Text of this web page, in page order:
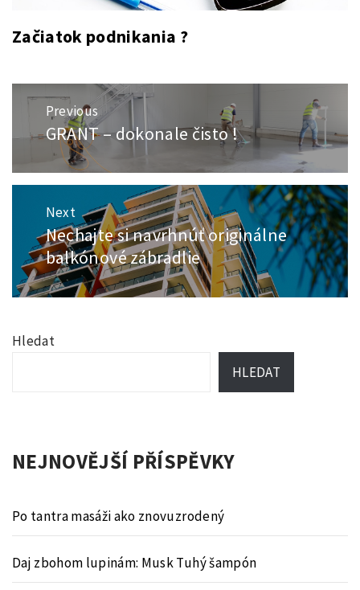
Začiatok podnikania ?
Navigace
příspěvek
Previous
Previous
post:
GRANT – dokonale čisto !
Next
Next
post:
Nechajte si navrhnúť originálne
balkónové zábradlie
Hledat
HLEDAT
NEJNOVĚJŠÍ PŘÍSPĚVKY
Po tantra masáži ako znovuzrodený
Daj zbohom lupinám: Musk Tuhý šampón